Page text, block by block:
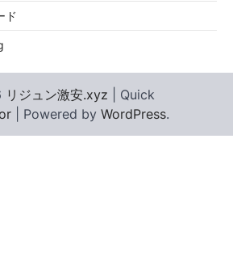
ド
リジュン激安.xyz | Quick
| Powered by WordPress.